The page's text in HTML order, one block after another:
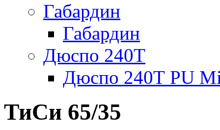
Габардин
Габардин
Дюспо 240Т
Дюспо 240Т PU
ТиСи 65/35